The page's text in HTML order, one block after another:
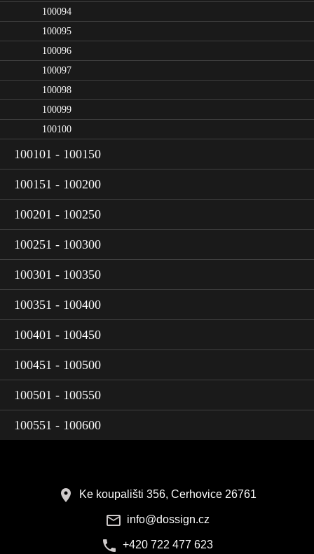
100094
100095
100096
100097
100098
100099
100100
100101 - 100150
100151 - 100200
100201 - 100250
100251 - 100300
100301 - 100350
100351 - 100400
100401 - 100450
100451 - 100500
100501 - 100550
100551 - 100600
Ke koupališti 356, Cerhovice 26761
info@dossign.cz
+420 722 477 623